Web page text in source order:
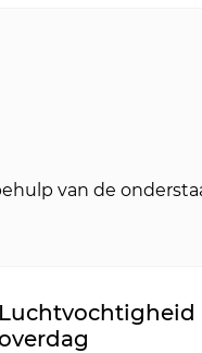
van de
Luchtvochtigheid